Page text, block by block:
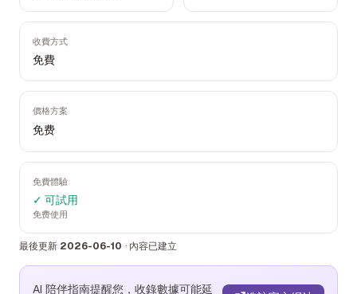
收費方式
免費
價格方案
免费
免費體驗
✓ 可試用
免费使用
最後更新 2026-06-10 · 內容已建立
AI 陪伴指南提醒您，收錄數據可能延